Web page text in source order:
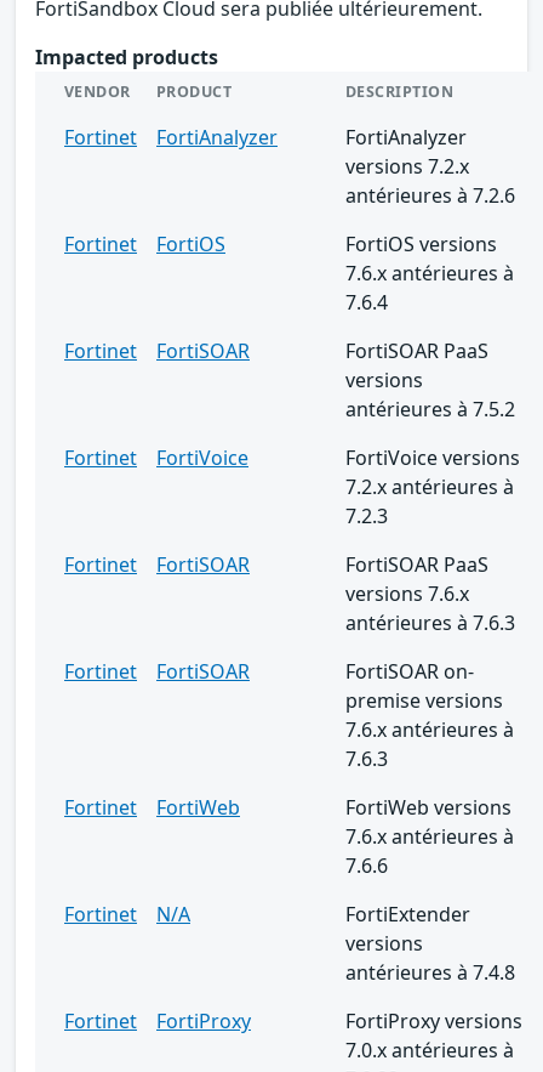
FortiSandbox Cloud sera publiée ultérieurement.
Impacted products
VENDOR PRODUCT DESCRIPTION
Fortinet FortiAnalyzer
FortiAnalyzer
versions 7.2.x
antérieures à 7.2.6
Fortinet
FortiOS
FortiOS versions
7.6.x antérieures à
7.6.4
Fortinet
FortiSOAR
FortiSOAR PaaS
versions
antérieures à 7.5.2
Fortinet
FortiVoice
FortiVoice versions
7.2.x antérieures à
7.2.3
Fortinet
FortiSOAR
FortiSOAR PaaS
versions 7.6.x
antérieures à 7.6.3
Fortinet
FortiSOAR
FortiSOAR on-
premise versions
7.6.x antérieures à
7.6.3
Fortinet
FortiWeb
FortiWeb versions
7.6.x antérieures à
7.6.6
Fortinet
N/A
FortiExtender
versions
antérieures à 7.4.8
Fortinet
FortiProxy
FortiProxy versions
7.0.x antérieures à